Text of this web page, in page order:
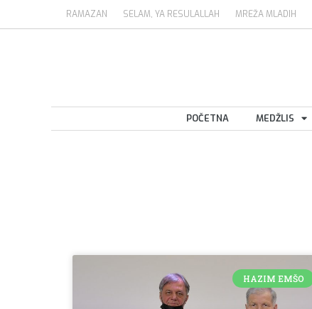
RAMAZAN SELAM, YA RESULALLAH MREŽA MLADIH
POČETNA MEDŽLIS
HAZIM EMŠO